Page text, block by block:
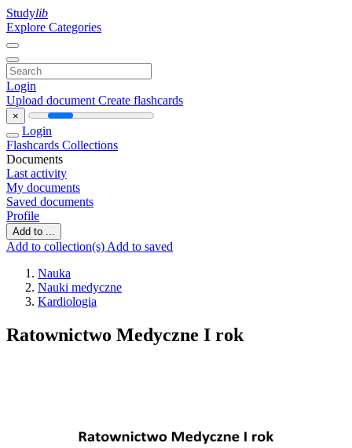
Studylib
Explore Categories
Login
Upload document Create flashcards
×
Login
Flashcards Collections
Documents
Last activity
My documents
Saved documents
Profile
Add to ...
Add to collection(s) Add to saved
Nauka
Nauki medyczne
Kardiologia
Ratownictwo Medyczne I rok